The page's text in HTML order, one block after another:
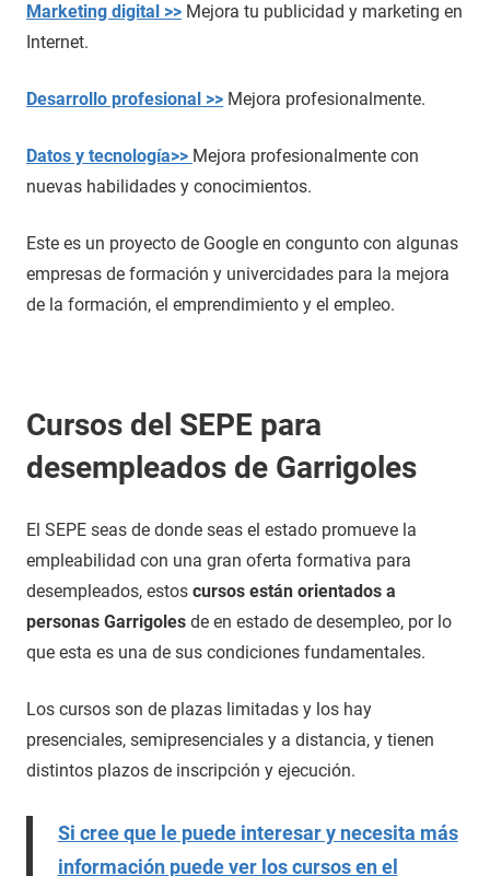
Marketing digital >> Mejora tu publicidad y marketing en
Internet.
Desarrollo profesional >> Mejora profesionalmente.
Datos y tecnología>> Mejora profesionalmente con
nuevas habilidades y conocimientos.
Este es un proyecto de Google en congunto con algunas
empresas de formación y univercidades para la mejora
de la formación, el emprendimiento y el empleo.
Cursos del SEPE para
desempleados de Garrigoles
El SEPE seas de donde seas el estado promueve la
empleabilidad con una gran oferta formativa para
desempleados, estos cursos están orientados a
personas Garrigoles de en estado de desempleo, por lo
que esta es una de sus condiciones fundamentales.
Los cursos son de plazas limitadas y los hay
presenciales, semipresenciales y a distancia, y tienen
distintos plazos de inscripción y ejecución.
Si cree que le puede interesar y necesita más
información puede ver los cursos en el